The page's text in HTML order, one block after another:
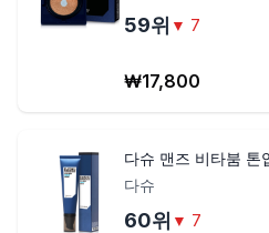
59위 ▼ 7
₩17,800
다슈 맨즈 비타붐 톤
다슈
60위 ▼ 7